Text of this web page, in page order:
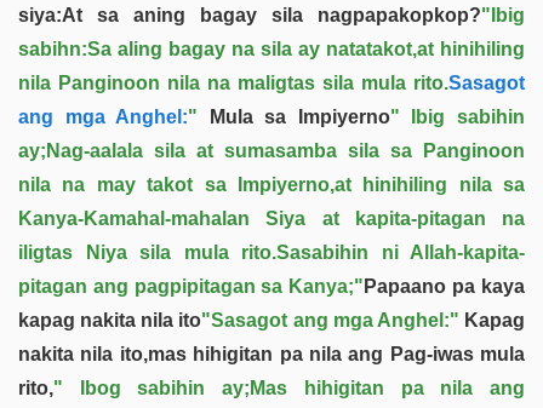
siya:At sa aning bagay sila nagpapakopkop?"Ibig
sabihn:Sa aling bagay na sila ay natatakot,at hinihiling
nila Panginoon nila na maligtas sila mula rito.Sasagot
ang mga Anghel:" Mula sa Impiyerno" Ibig sabihin
ay;Nag-aalala sila at sumasamba sila sa Panginoon
nila na may takot sa Impiyerno,at hinihiling nila sa
Kanya-Kamahal-mahalan Siya at kapita-pitagan na
iligtas Niya sila mula rito.Sasabihin ni Allah-kapita-
pitagan ang pagpipitagan sa Kanya;" Papaano pa kaya
kapag nakita nila ito"Sasagot ang mga Anghel:" Kapag
nakita nila ito,mas hihigitan pa nila ang Pag-iwas mula
rito," Ibog sabihin ay;Mas hihigitan pa nila ang